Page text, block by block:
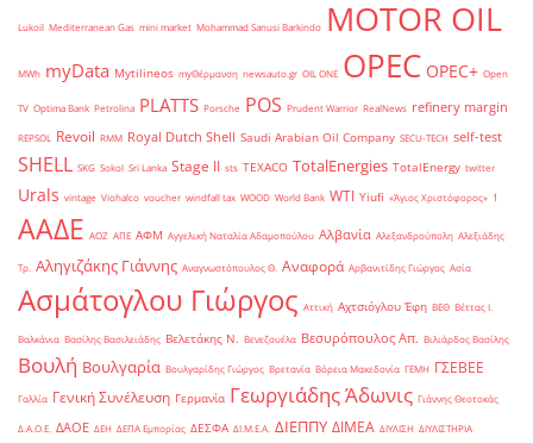
Lukoil Mediterranean Gas mini market Mohammad Sanusi Barkindo MOTOR OIL
MWh myData Mytilineos myΘέρμανση newsauto.gr OIL ONE OPEC OPEC+ Open
TV Optima Bank Petrolina PLATTS Porsche POS Prudent Warrior RealNews refinery margin
REPSOL Revoil RMM Royal Dutch Shell Saudi Arabian Oil Company SECU-TECH self-test
SHELL SKG Sokol Sri Lanka Stage II sts TEXACO TotalEnergies TotalEnergy twitter
Urals vintage Viohalco voucher windfall tax WOOD World Bank WTI Yiufi «Άγιος Χριστόφορος» ΄1
ΑΑΔΕ ΑΟΖ ΑΠΕ ΑΦΜ Αγγελική Ναταλία Αδαμοπούλου Αλβανία Αλεξανδρούπολη Αλεξιάδης
Τρ. Αληγιζάκης Γιάννης Αναγνωστόπουλος Θ. Αναφορά Αρβανιτίδης Γιώργος Ασία
Ασμάτογλου Γιώργος Αττική Αχτσιόγλου Έφη ΒΕΘ Βέττας Ι.
Βαλκάνια Βασίλης Βασιλειάδης Βελετάκης Ν. Βενεζουέλα Βεσυρόπουλος Απ. Βιλιάρδος Βασίλης
Βουλή Βουλγαρία Βουλγαρίδης Γιώργος Βρετανία Βόρεια Μακεδονία ΓΕΜΗ ΓΣΕΒΕΕ
Γαλλία Γενική Συνέλευση Γερμανία Γεωργιάδης Άδωνις Γιάννης Θεοτοκάς
Δ.Α.Ο.Ε. ΔΑΟΕ ΔΕΗ ΔΕΠΑ Εμπορίας ΔΕΣΦΑ ΔΙ.Μ.Ε.Α. ΔΙΕΠΠΥ ΔΙΜΕΑ ΔΙΥΛΙΣΗ ΔΙΥΛΙΣΤΗΡΙΑ